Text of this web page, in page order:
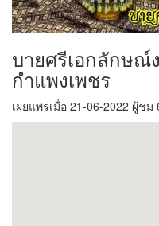
บายศรีเอกลักษณ์
กำแพงเพชร
เผยแพร่เมื่อ 21-06-2022 ผู้ชม